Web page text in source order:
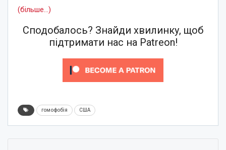
(більше…)
Сподобалось? Знайди хвилинку, щоб
підтримати нас на Patreon!
гомофобія США